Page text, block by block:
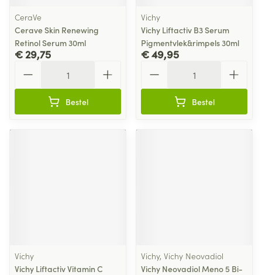
CeraVe
Cerave Skin Renewing
Retinol Serum 30ml
€ 29,75
Bestel
Vichy
Vichy Liftactiv B3 Serum
Pigmentvlek&rimpels 30ml
€ 49,95
Bestel
Vichy
Vichy Liftactiv Vitamin C
Vichy, Vichy Neovadiol
Vichy Neovadiol Meno 5 Bi-